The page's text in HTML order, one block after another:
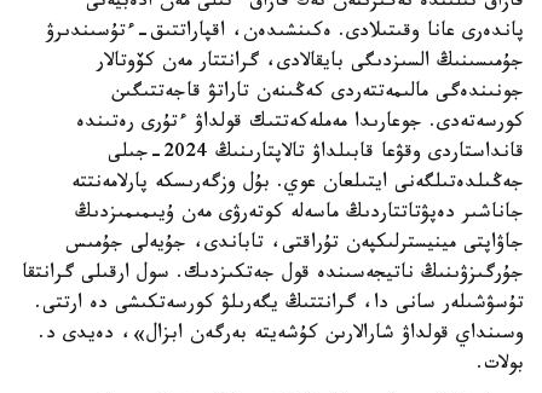
پاندەرى عانا وقىتىلادى. ەكىنشىدەن، اقپاراتتىق-ءتۇسىندىرۋ
جۇمىسىنىڭ السىزدىگى بايقالادى، گرانتتار مەن كۆوتالار
جونىندەگى مالىمەتتەردى كەڭىنەن تاراتۋ قاجەتتىگىن
كورسەتەدى. جوعارىدا مەملەكەتتىك قولداۋ ءتۇرى رەتىندە
قانداستاردى وقۋعا قابىلداۋ تالاپتارىنىڭ 2024-جىلى
جەڭىلدەتىلگەنى ايتىلعان عوي. بۇل وزگەرىسكە پارلامەنتتە
جاناشىر دەپۋتاتتاردىڭ ماسەلە كوتەرۋى مەن ۇيىمىمىزدىڭ
جاۋاپتى مينيسترلىكپەن تۇراقتى، تاباندى، جۇيەلى جۇمىس
جۇرگىزۋىنىڭ ناتيجەسىندە قول جەتكىزدىك. سول ارقىلى گرانتقا
تۇسۋشىلەر سانى دا، گرانتتىڭ يگەرىلۋ كورسەتكىشى دە ارتتى.
وسىنداي قولداۋ شارالارىن كۇشەيتە بەرگەن ابزال»، دەيدى د.
بولات.